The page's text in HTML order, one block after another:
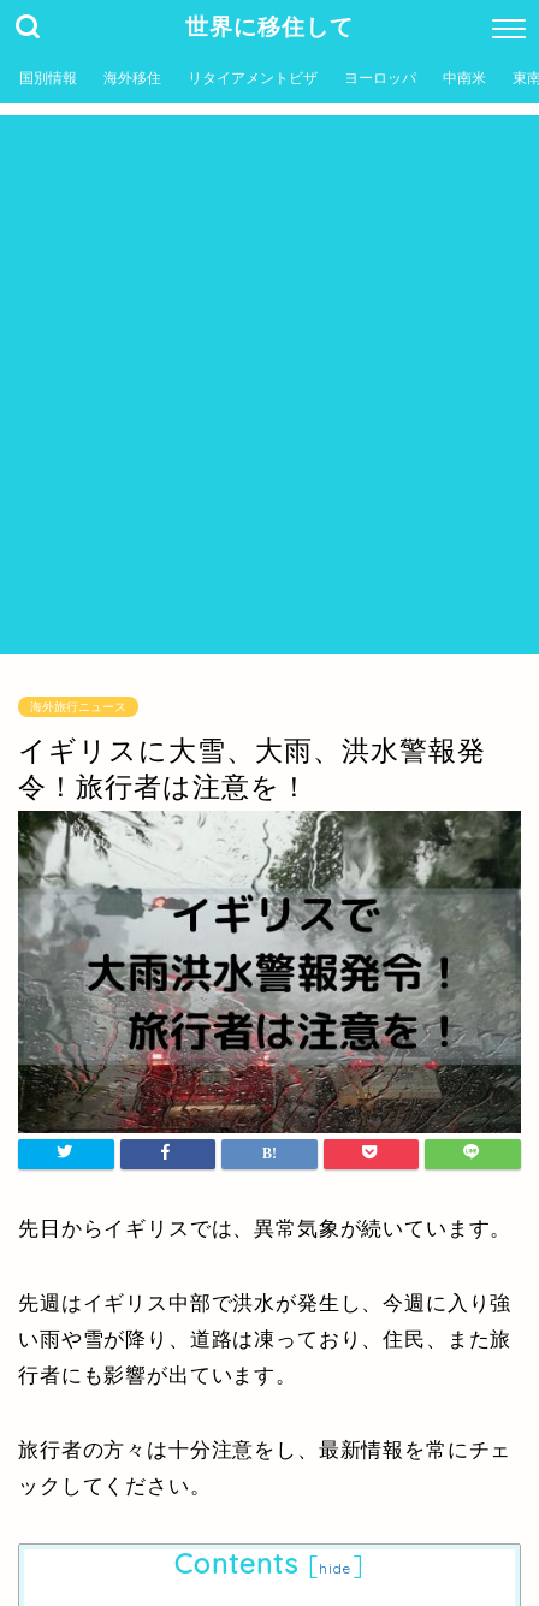
世界に移住して
国別情報 海外移住 リタイアメントビザ ヨーロッパ 中南米 東
海外旅行ニュース
イギリスに大雪、大雨、洪水警報発
令！旅行者は注意を！
先日からイギリスでは、異常気象が続いています。
先週はイギリス中部で洪水が発生し、今週に入り強
い雨や雪が降り、道路は凍っており、住民、また旅
行者にも影響が出ています。
旅行者の方々は十分注意をし、最新情報を常にチェ
ックしてください。
Contents [hide ]